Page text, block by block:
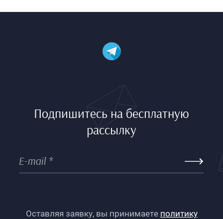
Подпишитесь на бесплатную
рассылку
Оставляя заявку, вы принимаете политику